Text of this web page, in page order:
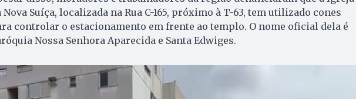
Nova Suíça, localizada na Rua C-165, próximo à T-63, tem utilizado cones
controlar o estacionamento em frente ao templo. O nome oficial dela é
Nossa Senhora Aparecida e Santa Edwiges.